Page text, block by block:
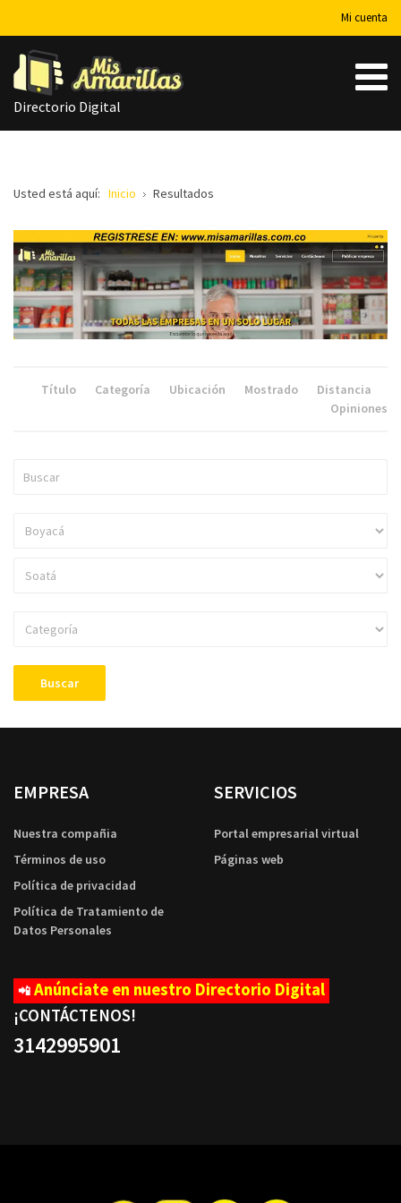
Mi cuenta
Directorio Digital
Usted está aquí: Inicio Resultados
Título Categoría Ubicación Mostrado
Distancia
Opiniones
Buscar
EMPRESA
Nuestra compañia
Términos de uso
Política de privacidad
Política de Tratamiento de
Datos Personales
SERVICIOS
Portal empresarial virtual
Páginas web
📲 Anúnciate en nuestro Directorio Digital
¡CONTÁCTENOS!
3142995901